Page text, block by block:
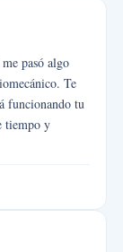
pasó algo
Te
funcionando tu
tiempo y